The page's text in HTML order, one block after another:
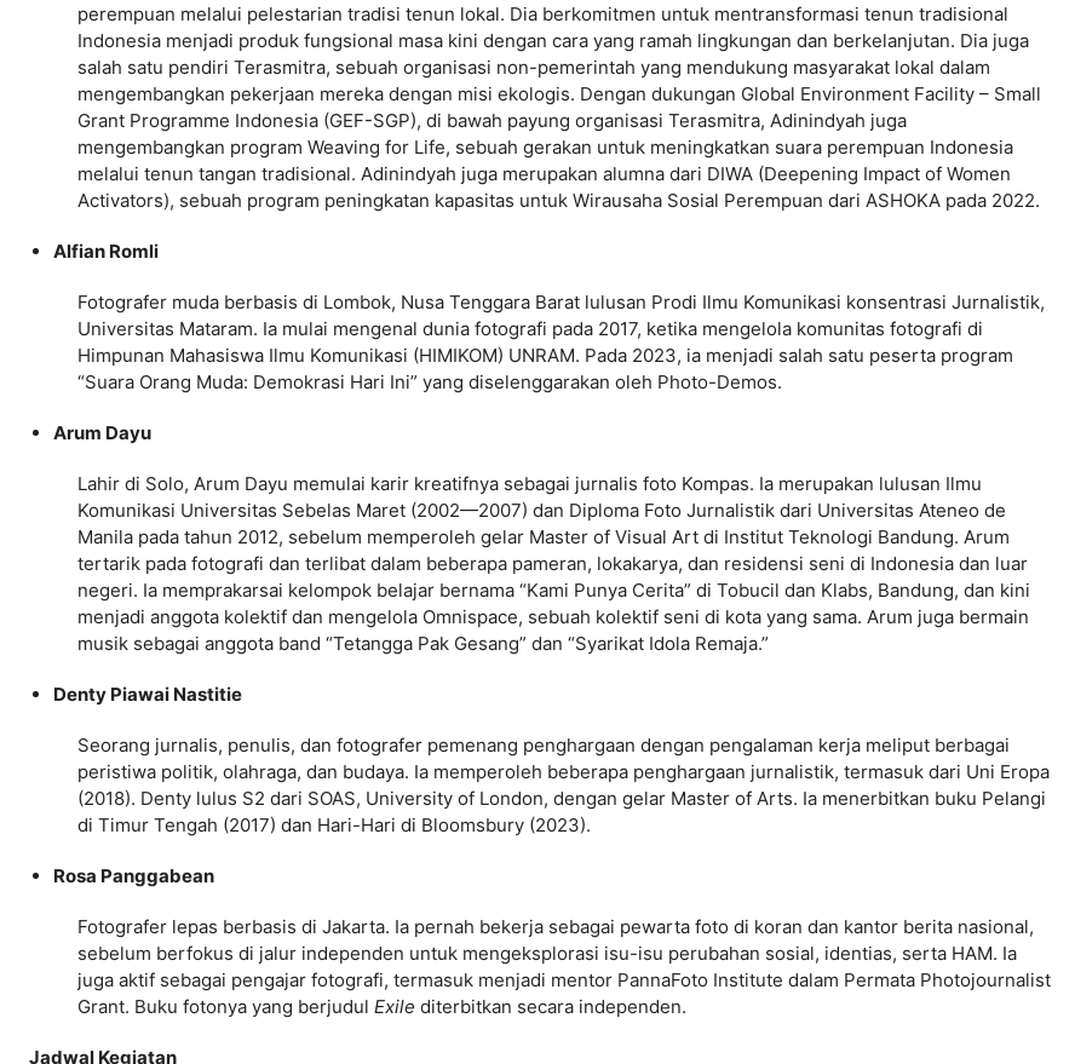
perempuan melalui pelestarian tradisi tenun lokal. Dia berkomitmen untuk mentransformasi tenun tradisional
Indonesia menjadi produk fungsional masa kini dengan cara yang ramah lingkungan dan berkelanjutan. Dia juga
salah satu pendiri Terasmitra, sebuah organisasi non-pemerintah yang mendukung masyarakat lokal dalam
mengembangkan pekerjaan mereka dengan misi ekologis. Dengan dukungan Global Environment Facility – Small
Grant Programme Indonesia (GEF-SGP), di bawah payung organisasi Terasmitra, Adinindyah juga
mengembangkan program Weaving for Life, sebuah gerakan untuk meningkatkan suara perempuan Indonesia
melalui tenun tangan tradisional. Adinindyah juga merupakan alumna dari DIWA (Deepening Impact of Women
Activators), sebuah program peningkatan kapasitas untuk Wirausaha Sosial Perempuan dari ASHOKA pada 2022.
Alfian Romli
Fotografer muda berbasis di Lombok, Nusa Tenggara Barat lulusan Prodi Ilmu Komunikasi konsentrasi Jurnalistik,
Universitas Mataram. Ia mulai mengenal dunia fotografi pada 2017, ketika mengelola komunitas fotografi di
Himpunan Mahasiswa Ilmu Komunikasi (HIMIKOM) UNRAM. Pada 2023, ia menjadi salah satu peserta program
“Suara Orang Muda: Demokrasi Hari Ini” yang diselenggarakan oleh Photo-Demos.
Arum Dayu
Lahir di Solo, Arum Dayu memulai karir kreatifnya sebagai jurnalis foto Kompas. Ia merupakan lulusan Ilmu
Komunikasi Universitas Sebelas Maret (2002—2007) dan Diploma Foto Jurnalistik dari Universitas Ateneo de
Manila pada tahun 2012, sebelum memperoleh gelar Master of Visual Art di Institut Teknologi Bandung. Arum
tertarik pada fotografi dan terlibat dalam beberapa pameran, lokakarya, dan residensi seni di Indonesia dan luar
negeri. Ia memprakarsai kelompok belajar bernama “Kami Punya Cerita” di Tobucil dan Klabs, Bandung, dan kini
menjadi anggota kolektif dan mengelola Omnispace, sebuah kolektif seni di kota yang sama. Arum juga bermain
musik sebagai anggota band “Tetangga Pak Gesang” dan “Syarikat Idola Remaja.”
Denty Piawai Nastitie
Seorang jurnalis, penulis, dan fotografer pemenang penghargaan dengan pengalaman kerja meliput berbagai
peristiwa politik, olahraga, dan budaya. Ia memperoleh beberapa penghargaan jurnalistik, termasuk dari Uni Eropa
(2018). Denty lulus S2 dari SOAS, University of London, dengan gelar Master of Arts. Ia menerbitkan buku Pelangi
di Timur Tengah (2017) dan Hari-Hari di Bloomsbury (2023).
Rosa Panggabean
Fotografer lepas berbasis di Jakarta. Ia pernah bekerja sebagai pewarta foto di koran dan kantor berita nasional,
sebelum berfokus di jalur independen untuk mengeksplorasi isu-isu perubahan sosial, identias, serta HAM. Ia
juga aktif sebagai pengajar fotografi, termasuk menjadi mentor PannaFoto Institute dalam Permata Photojournalist
Grant. Buku fotonya yang berjudul Exile diterbitkan secara independen.
Jadwal Kegiatan